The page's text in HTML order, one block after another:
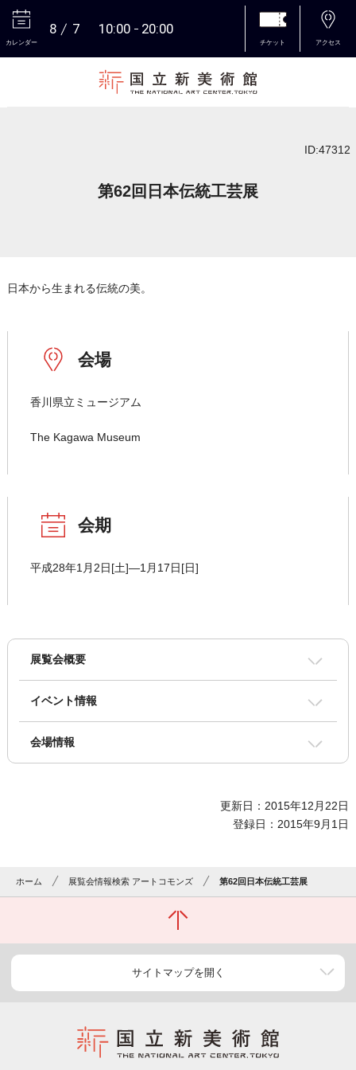
カレンダー
8 7 10:00 20:00
チケット アクセス
ID:47312
第62回日本伝統工芸展
日本から生まれる伝統の美。
会場
香川県立ミュージアム
The Kagawa Museum
会期
平成28年1月2日[土]―1月17日[日]
展覧会概要
イベント情報
会場情報
更新日：2015年12月22日
登録日：2015年9月1日
ホーム 展覧会情報検索 アートコモンズ 第62回日本伝統工芸展
サイトマップを開く